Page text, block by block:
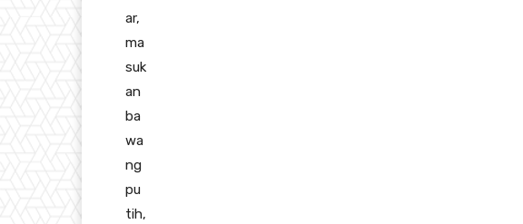
ar,
ma
suk
an
ba
wa
ng
pu
tih,